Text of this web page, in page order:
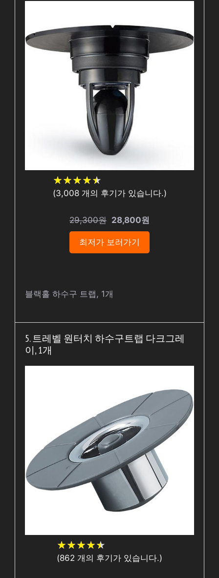
★★★★★
★★★★★
(3,008개의 후기가 있습니다.)
29,300원 28,800원
최저가 보러가기
블랙홀 하수구 트랩, 1개
5. 트레벨 원터치 하수구트랩 다크그레
이, 1개
★★★★★
★★★★★
(862 개의 후기가 있습니다.)